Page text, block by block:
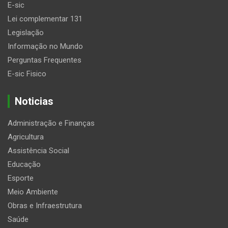
E-sic
Lei complementar 131
Legislação
Informação no Mundo
Perguntas Frequentes
E-sic Fisico
Noticias
Administração e Finanças
Agricultura
Assistência Social
Educação
Esporte
Meio Ambiente
Obras e Infraestrutura
Saúde